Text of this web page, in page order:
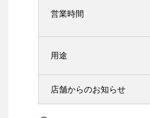
営業時間
用途
店舗からのお知らせ